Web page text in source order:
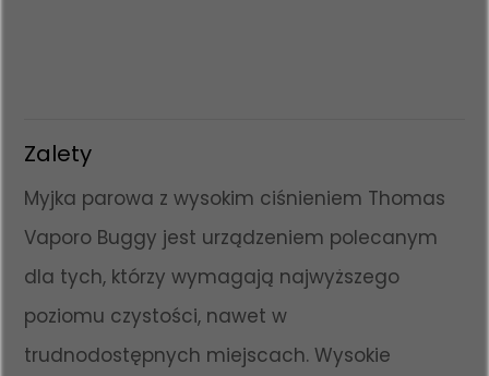
Zalety
Myjka parowa z wysokim ciśnieniem Thomas
Vaporo Buggy jest urządzeniem polecanym
dla tych, którzy wymagają najwyższego
poziomu czystości, nawet w
trudnodostępnych miejscach. Wysokie